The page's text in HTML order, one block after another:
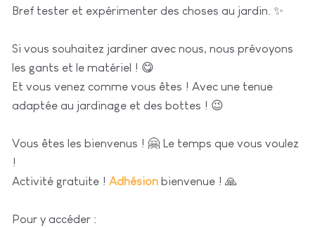
Bref tester et expérimenter des choses au jardin. ✨
Si vous souhaitez jardiner avec nous, nous prévoyons
les gants et le matériel ! 😋
Et vous venez comme vous êtes ! Avec une tenue
adaptée au jardinage et des bottes ! 😉
Vous êtes les bienvenus ! 🤗 Le temps que vous voulez
!
Activité gratuite ! Adhésion bienvenue ! 🙏
Pour y accéder :